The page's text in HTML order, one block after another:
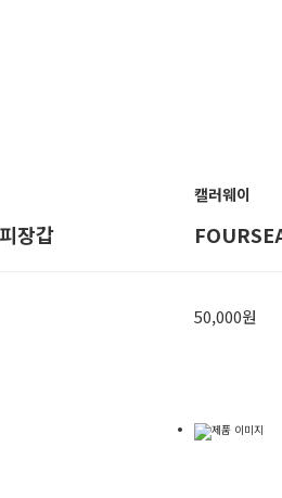
장갑
캘러웨이
50,000원